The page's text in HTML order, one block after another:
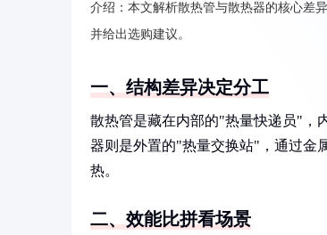
介绍： 本文解析散热管与散热器的核心差
并给出选购建议。
一、结构差异决定分工
散热管是藏在内部的"热量快递员"，
器则是外置的"热量交换站"，通过金
热。
二、效能比拼看场景